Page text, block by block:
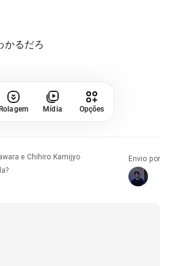
かるだろ
Mídia Opções
e Chihiro Kamijyo
Envio por